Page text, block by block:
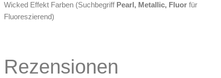
Wicked Effekt Farben (Suchbegriff Pearl, Metallic, Fluor für
Fluoreszierend)
Rezensionen